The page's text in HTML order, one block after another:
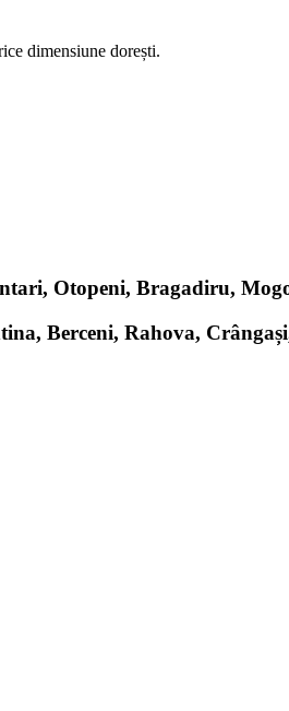
dimensiune dorești.
Otopeni, Bragadiru,
Berceni, Rahova,